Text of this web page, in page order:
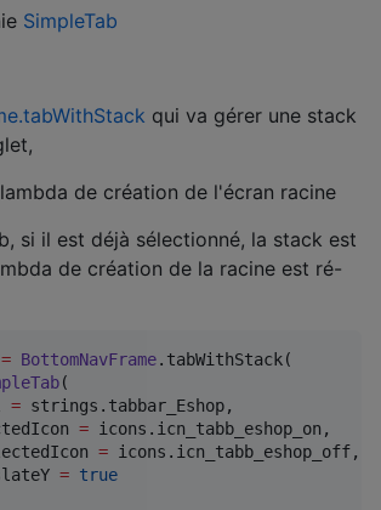
SimpleTab
qui va gérer une stack
de création de l'écran racine
si il est déjà sélectionné, la stack est
de création de la racine est ré-
= BottomNavFrame.tabWithStack(
(
= strings.tabbar_Eshop,
= icons.icn_tabb_eshop_on,
= icons.icn_tabb_eshop_off,
= true